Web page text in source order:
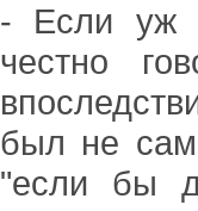
- Если уж
честно
был не
"если бы